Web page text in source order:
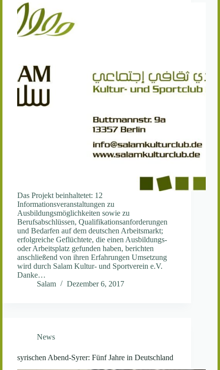
Das Projekt beinhaltetet: 12
Informationsveranstaltungen zu
Ausbildungsmöglichkeiten sowie zu
Berufsabschlüssen, Qualifikationsanforderungen
und Bedarfen auf dem deutschen Arbeitsmarkt;
erfolgreiche Geflüchtete, die einen Ausbildungs-
oder Arbeitsplatz gefunden haben, berichten
anschließend von ihren Erfahrungen Umsetzung
wird durch Salam Kultur- und Sportverein e.V.
Danke…
Salam
Dezember 6, 2017
News
syrischen Abend-Syrer: Fünf Jahre in Deutschland